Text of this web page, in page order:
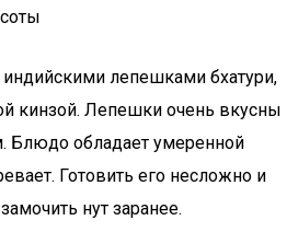
лепешками бхатури,
кинзой. Лепешки очень вкусны
Блюдо обладает умеренной
Готовить его несложно и
нут заранее.